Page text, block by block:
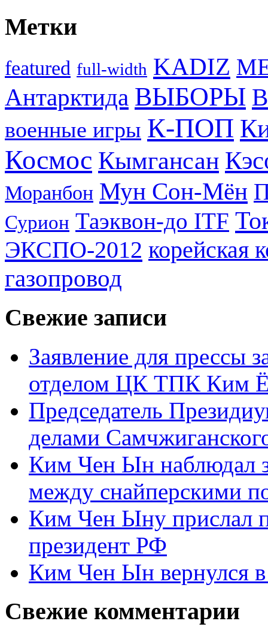
Метки
featured full-width KADIZ
Антарктида ВЫБОРЫ
военные игры К-ПОП
Космос Кымгансан
Моранбон Мун Сон-Мён
Сурион Таэквон-до ITF
ЭКСПО-2012 корейская
газопровод
Свежие записи
Заявление для прессы
отделом ЦК ТПК Ким
Председатель
делами
Ким Чен Ын наблюдал
между снайперскими
Ким Чен Ыну прислал
президент РФ
Ким Чен Ын вернулся
Свежие комментарии